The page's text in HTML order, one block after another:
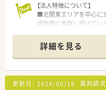
【法人特徴について】
■北関東エリアを中心に
域医療に貢献し続けてい
フステージが変わっても
■新卒の離職率が極めて
が働きやすい職場環境を
詳細を見る
更新日： 2026/06/18 薬剤師求